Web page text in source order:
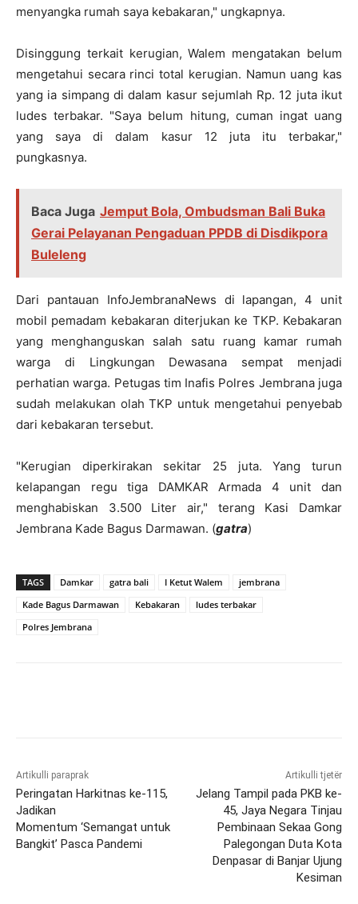
menyangka rumah saya kebakaran," ungkapnya.
Disinggung terkait kerugian, Walem mengatakan belum
mengetahui secara rinci total kerugian. Namun uang kas
yang ia simpang di dalam kasur sejumlah Rp. 12 juta ikut
ludes terbakar. "Saya belum hitung, cuman ingat uang
yang saya di dalam kasur 12 juta itu terbakar,"
pungkasnya.
Baca Juga Jemput Bola, Ombudsman Bali Buka
Gerai Pelayanan Pengaduan PPDB di Disdikpora
Buleleng
Dari pantauan InfoJembranaNews di lapangan, 4 unit
mobil pemadam kebakaran diterjukan ke TKP. Kebakaran
yang menghanguskan salah satu ruang kamar rumah
warga di Lingkungan Dewasana sempat menjadi
perhatian warga. Petugas tim Inafis Polres Jembrana juga
sudah melakukan olah TKP untuk mengetahui penyebab
dari kebakaran tersebut.
"Kerugian diperkirakan sekitar 25 juta. Yang turun
kelapangan regu tiga DAMKAR Armada 4 unit dan
menghabiskan 3.500 Liter air," terang Kasi Damkar
Jembrana Kade Bagus Darmawan. (gatra)
TAGS Damkar gatra bali I Ketut Walem
jembrana
Kade Bagus Darmawan
Kebakaran
ludes terbakar
Polres Jembrana
Artikulli paraprak
Peringatan Harkitnas ke-115,
Jadikan
Momentum ‘Semangat untuk
Bangkit’ Pasca Pandemi
Artikulli tjetër
Jelang Tampil pada PKB ke-
45, Jaya Negara Tinjau
Pembinaan Sekaa Gong
Palegongan Duta Kota
Denpasar di Banjar Ujung
Kesiman